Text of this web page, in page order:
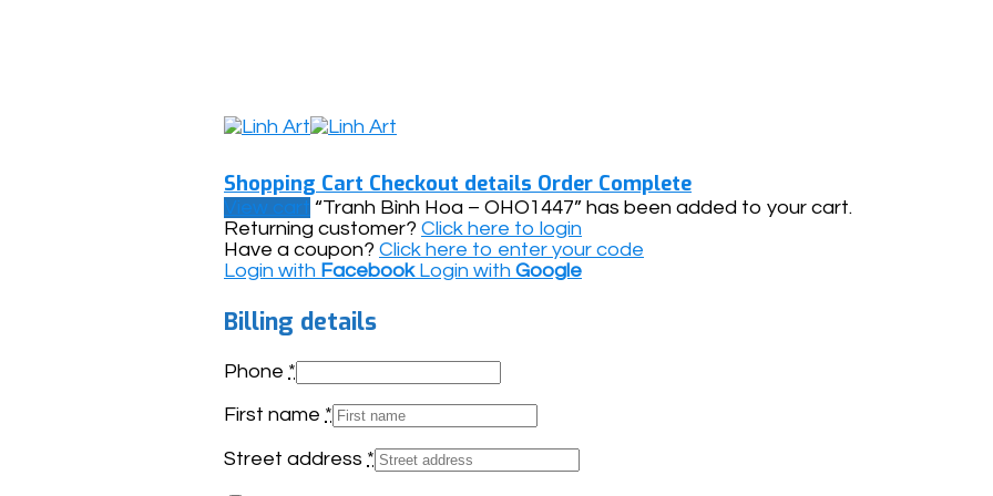
Shopping Cart Checkout details Order Complete
View cart “Tranh Bình Hoa – OHO1447” has been added to your cart.
Returning customer? Click here to login
Have a coupon? Click here to enter your code
Login with Facebook Login with Google
Billing details
Phone *
First name *
Street address *